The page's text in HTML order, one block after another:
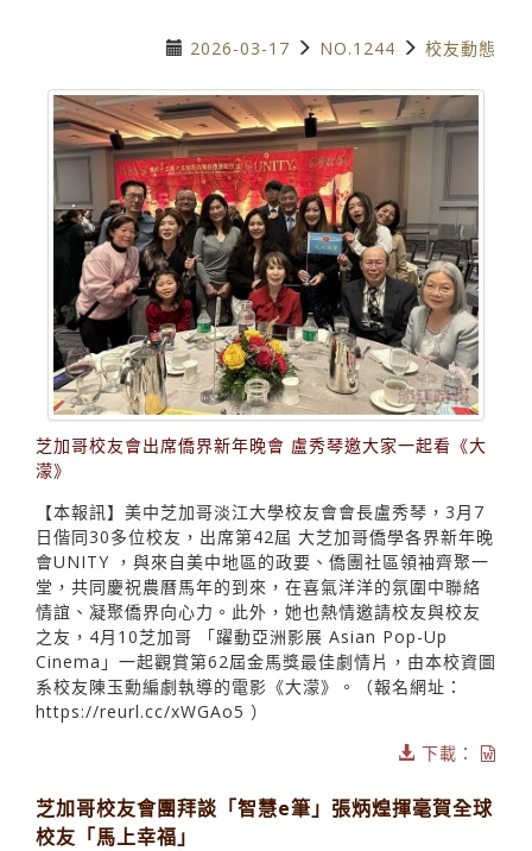
2026-03-17 NO.1244 校友動態
芝加哥校友會出席僑界新年晚會 盧秀琴邀大家一起看《大
濛》
【本報訊】美中芝加哥淡江大學校友會會長盧秀琴，3月7
日偕同30多位校友，出席第42屆 大芝加哥僑學各界新年晚
會UNITY ，與來自美中地區的政要、僑團社區領袖齊聚一
堂，共同慶祝農曆馬年的到來，在喜氣洋洋的氛圍中聯絡
情誼、凝聚僑界向心力。此外，她也熱情邀請校友與校友
之友，4月10芝加哥 「躍動亞洲影展 Asian Pop-Up
Cinema」一起觀賞第62屆金馬獎最佳劇情片，由本校資圖
系校友陳玉勳編劇執導的電影《大濛》。（報名網址：
https://reurl.cc/xWGAo5 ）
下載：
芝加哥校友會團拜談「智慧e筆」張炳煌揮毫賀全球
校友「馬上幸福」